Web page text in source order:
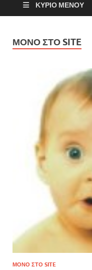
ΚΎΡΙΟ ΜΕΝΟΎ
ΜΌΝΟ ΣΤΟ SITE
ΜΌΝΟ ΣΤΟ SITE